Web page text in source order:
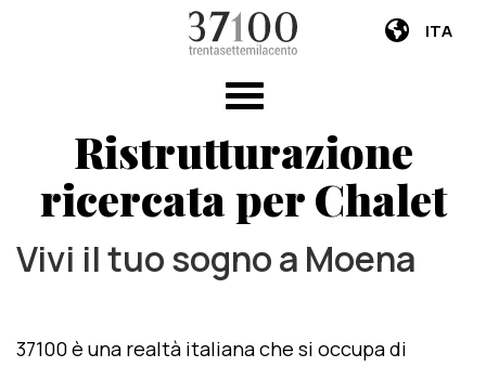
ITA
Ristrutturazione
ricercata per Chalet
Vivi il tuo sogno a Moena
37100 è una realtà italiana che si occupa di